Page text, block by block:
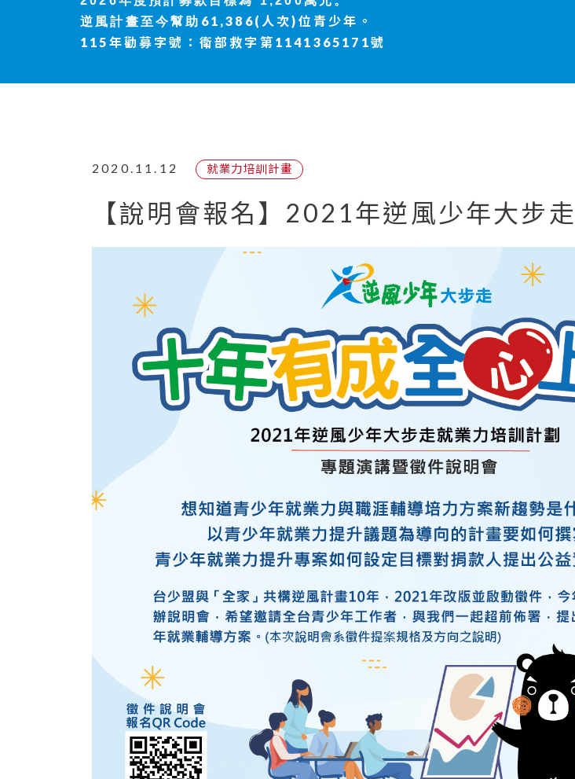
逆風計畫至今幫助 61,386(人次)位青少年。
115年勸募字號：衛部救字第1141365171號
2020.11.12 就業力培訓計畫
【說明會報名】2021年逆風少年大步